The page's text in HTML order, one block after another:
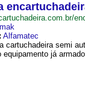
Alfamatec
cartuchadeira semi
equipamento já